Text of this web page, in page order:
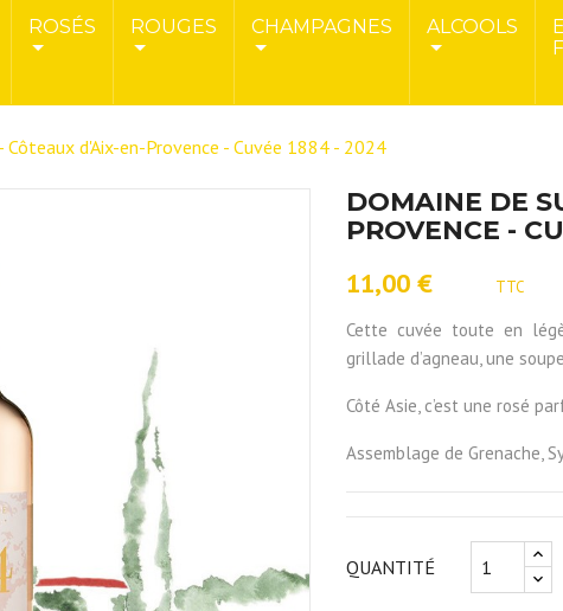
ROSÉS ROUGES CHAMPAGNES ALCOOLS
Côteaux d'Aix-en-Provence - Cuvée 1884 - 2024
DOMAINE DE
PROVENCE -
11,00 € TTC
Cette cuvée toute en
grillade d’agneau, une
Côté Asie, c’est une rosé
Assemblage de Grenache,
QUANTITÉ